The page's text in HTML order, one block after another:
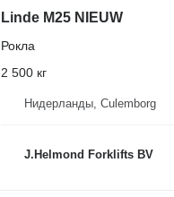
Linde M25 NIEUW
Рокла
2 500 кг
Нидерланды, Culemborg
J.Helmond Forklifts BV